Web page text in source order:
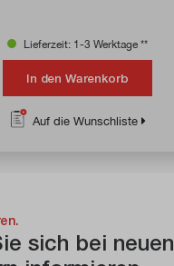
Lieferzeit: 1-3 Werktage **
In den Warenkorb
Auf die Wunschliste
sich bei neuen